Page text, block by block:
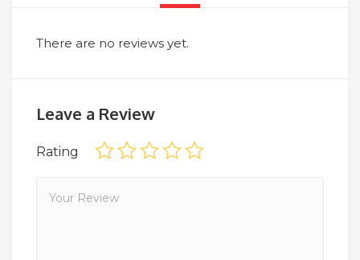
There are no reviews yet.
Leave a Review
Rating